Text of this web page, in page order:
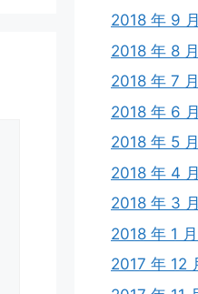
2018 年 9 月
2018 年 8 月
2018 年 7 月
2018 年 6 月
2018 年 5 月
2018 年 4 月
2018 年 3 月
2018 年 1 月
2017 年 12